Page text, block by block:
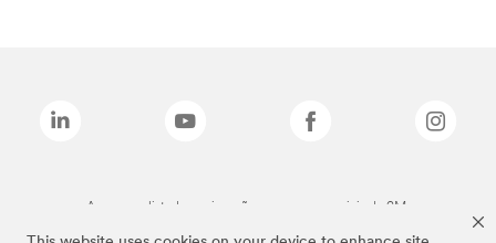
As marcas listadas a cima são marcas comerciais da 3M.